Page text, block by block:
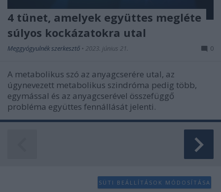
4 tünet, amelyek együttes megléte
súlyos kockázatokra utal
Meggyógyulnék szerkesztő • 2023. június 21. 0
A metabolikus szó az anyagcserére utal, az
úgynevezett metabolikus szindróma pedig több,
egymással és az anyagcserével összefüggő
probléma együttes fennállását jelenti.
SÜTI BEÁLLÍTÁSOK MÓDOSÍTÁSA